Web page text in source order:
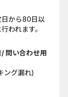
から80日以
われます。
問い合わせ用
ング漏れ)